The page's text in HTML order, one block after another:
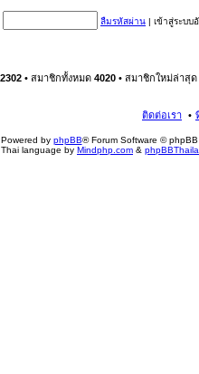
ลืมรหัสผ่าน | เข้าสู่ระบ
• สมาชิกทั้งหมด 4020 • สมาชิกใหม่ล่าสุด
ติดต่อเรา
Powered by phpBB® Forum Software © phpBB
Thai language by Mindphp.com &